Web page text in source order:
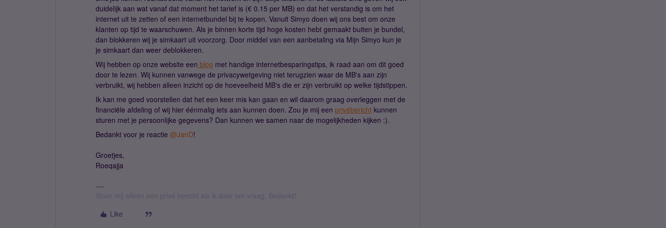
duidelijk aan wat vanaf dat moment het tarief is (€ 0.15 per MB) en dat het verstandig is om het
internet uit te zetten of een internetbundel bij te kopen. Vanuit Simyo doen wij ons best om onze
klanten op tijd te waarschuwen. Als je binnen korte tijd hoge kosten hebt gemaakt buiten je bundel,
dan blokkeren wij je simkaart uit voorzorg. Door middel van een aanbetaling via Mijn Simyo kun je
je simkaart dan weer deblokkeren.
Wij hebben op onze website een blog met handige internetbesparingstips, ik raad aan om dit goed
door te lezen. Wij kunnen vanwege de privacywetgeving niet terugzien waar de MB's aan zijn
verbruikt, wij hebben alleen inzicht op de hoeveelheid MB's die er zijn verbruikt op welke tijdstippen.
Ik kan me goed voorstellen dat het een keer mis kan gaan en wil daarom graag overleggen met de
financiële afdeling of wij hier éénmalig iets aan kunnen doen. Zou je mij een privébericht kunnen
sturen met je persoonlijke gegevens? Dan kunnen we samen naar de mogelijkheden kijken :).
Bedankt voor je reactie @JanD!
Groetjes,
Roeqajja
Stuur mij alleen een privé bericht als ik daar om vraag. Bedankt!
Like